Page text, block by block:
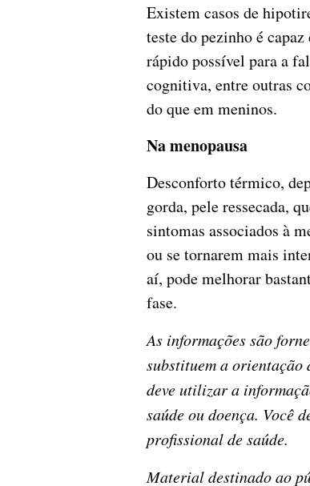
Existem casos de
teste do pezinho é
rápido possível para a
cognitiva, entre outras
do que em meninos.
Na menopausa
Desconforto térmico,
gorda, pele ressecada,
sintomas associados à
ou se tornarem mais
aí, pode melhorar
fase.
As informações são
substituem a orientação
deve utilizar a
saúde ou doença. Você
profissional de saúde.
Material destinado ao